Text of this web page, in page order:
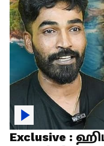
Exclusive :